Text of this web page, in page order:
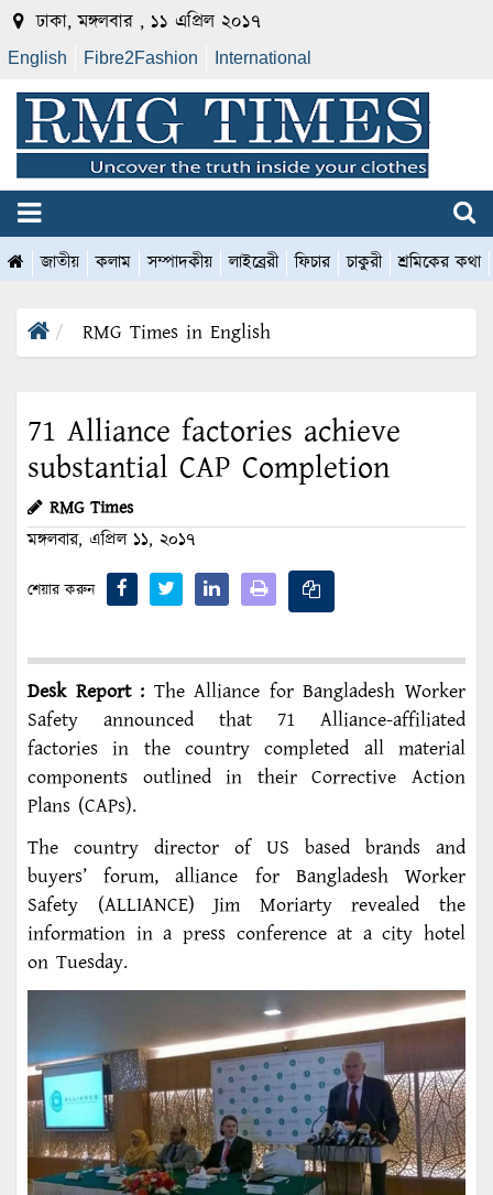
ঢাকা, মঙ্গলবার , ১১ এপ্রিল ২০১৭
English Fibre2Fashion International
জাতীয় কলাম সম্পাদকীয় লাইব্রেরী ফিচার চাকুরী শ্রমিকের কথা
RMG Times in English
71 Alliance factories achieve
substantial CAP Completion
RMG Times
মঙ্গলবার, এপ্রিল ১১, ২০১৭
শেয়ার করুন
Desk Report : The Alliance for Bangladesh Worker
Safety announced that 71 Alliance-affiliated
factories in the country completed all material
components outlined in their Corrective Action
Plans (CAPs).
The country director of US based brands and
buyers’ forum, alliance for Bangladesh Worker
Safety (ALLIANCE) Jim Moriarty revealed the
information in a press conference at a city hotel
on Tuesday.